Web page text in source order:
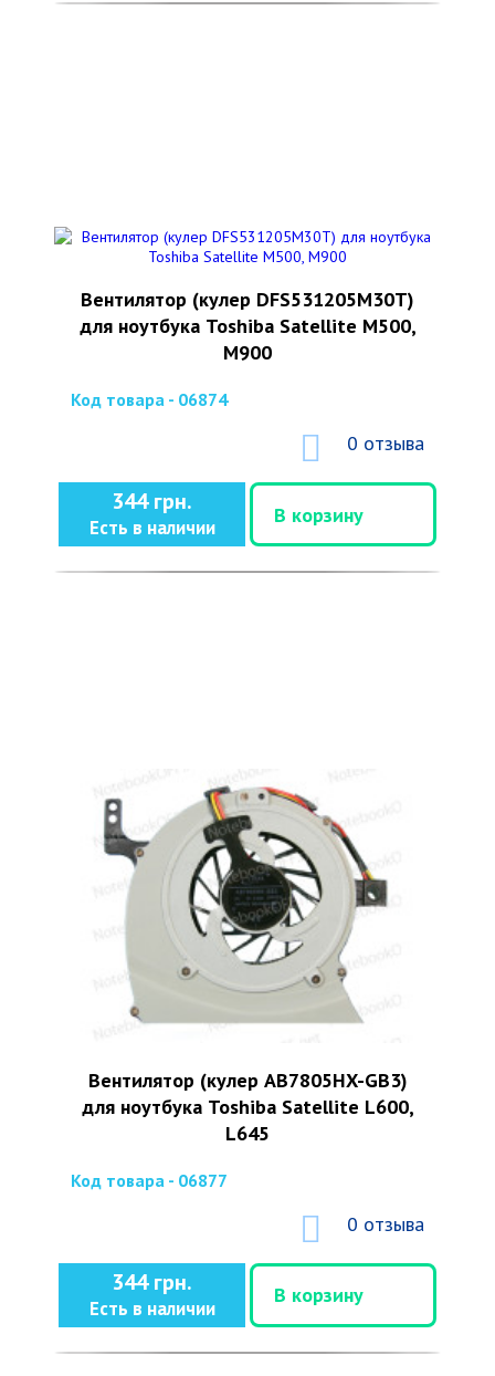
Вентилятор (кулер DFS531205M30T)
для ноутбука Toshiba Satellite M500,
M900
Код товара - 06874
0 отзыва
344 грн.
Есть в наличии
В корзину
Вентилятор (кулер AB7805HX-GB3)
для ноутбука Toshiba Satellite L600,
L645
Код товара - 06877
0 отзыва
344 грн.
Есть в наличии
В корзину